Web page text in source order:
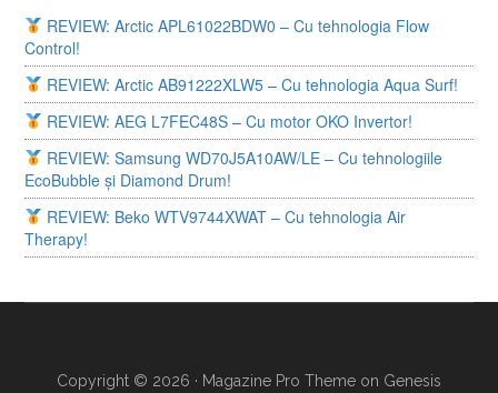
REVIEW: Arctic APL61022BDW0 – Cu tehnologia Flow
Control!
REVIEW: Arctic AB91222XLW5 – Cu tehnologia Aqua Surf!
REVIEW: AEG L7FEC48S – Cu motor OKO Invertor!
REVIEW: Samsung WD70J5A10AW/LE – Cu tehnologiile
EcoBubble și Diamond Drum!
REVIEW: Beko WTV9744XWAT – Cu tehnologia Air
Therapy!
Copyright © 2026 · Magazine Pro Theme on Genesis